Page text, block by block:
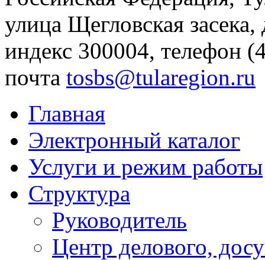
улица Щегловская
индекс 300004, телефон
почта tosbs@tularegion.ru
Главная
Электронный каталог
Услуги и режим работы
Структура
Руководитель
Центр делового,